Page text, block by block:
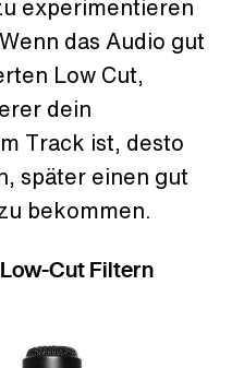
experimentieren
das Audio gut
Low Cut,
dein
Track ist, desto
später einen gut
bekommen.
Cut Filtern